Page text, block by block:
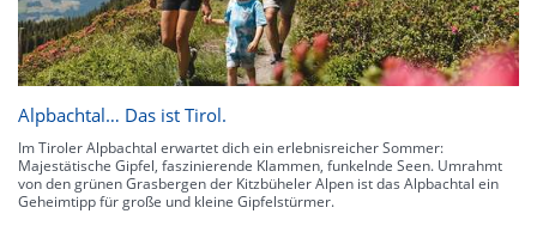
Alpbachtal… Das ist Tirol.
Im Tiroler Alpbachtal erwartet dich ein erlebnisreicher Sommer:
Majestätische Gipfel, faszinierende Klammen, funkelnde Seen. Umrahmt
von den grünen Grasbergen der Kitzbüheler Alpen ist das Alpbachtal ein
Geheimtipp für große und kleine Gipfelstürmer.